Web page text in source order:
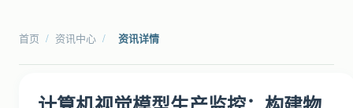
首页 / 资讯中心 / 资讯详情